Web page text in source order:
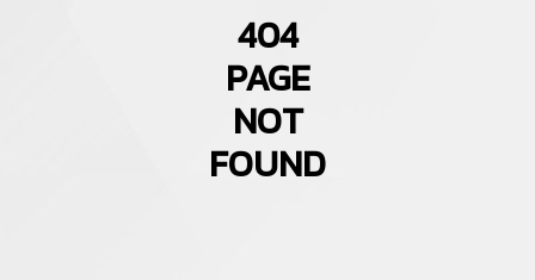
404
PAGE
NOT
FOUND